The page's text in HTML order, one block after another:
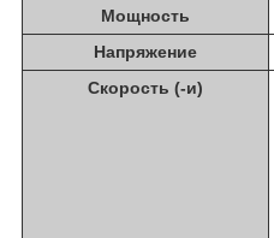
Мощность
Напряжение
Скорость (-и)